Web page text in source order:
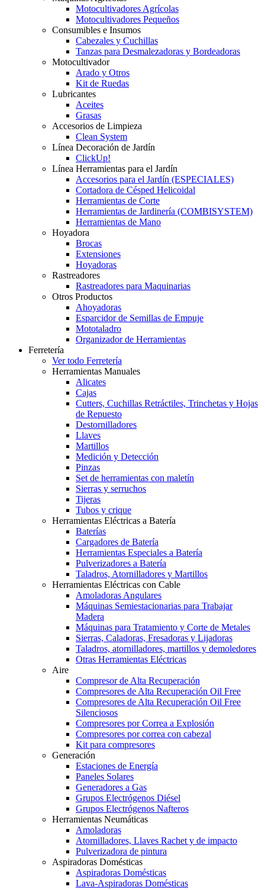
Motocultivadores Agrícolas
Motocultivadores Pequeños
Consumibles e Insumos
Cabezales y Cuchillas
Tanzas para Desmalezadoras y Bordeadoras
Motocultivador
Arado y Otros
Kit de Ruedas
Lubricantes
Aceites
Grasas
Accesorios de Limpieza
Clean System
Línea Decoración de Jardín
ClickUp!
Línea Herramientas para el Jardín
Accesorios para el Jardín (ESPECIALES)
Cortadora de Césped Helicoidal
Herramientas de Corte
Herramientas de Jardinería (COMBISYSTEM)
Herramientas de Mano
Hoyadora
Brocas
Extensiones
Hoyadoras
Rastreadores
Rastreadores para Maquinarias
Otros Productos
Ahoyadoras
Esparcidor de Semillas de Empuje
Mototaladro
Organizador de Herramientas
Ferretería
Ver todo Ferretería
Herramientas Manuales
Alicates
Cajas
Cutters, Cuchillas Retráctiles, Trinchetas y Hojas
de Repuesto
Destornilladores
Llaves
Martillos
Medición y Detección
Pinzas
Set de herramientas con maletín
Sierras y serruchos
Tijeras
Tubos y crique
Herramientas Eléctricas a Batería
Baterías
Cargadores de Batería
Herramientas Especiales a Batería
Pulverizadores a Batería
Taladros, Atornilladores y Martillos
Herramientas Eléctricas con Cable
Amoladoras Angulares
Máquinas Semiestacionarias para Trabajar
Madera
Máquinas para Tratamiento y Corte de Metales
Sierras, Caladoras, Fresadoras y Lijadoras
Taladros, atornilladores, martillos y demoledores
Otras Herramientas Eléctricas
Aire
Compresor de Alta Recuperación
Compresores de Alta Recuperación Oil Free
Compresores de Alta Recuperación Oil Free
Silenciosos
Compresores por Correa a Explosión
Compresores por correa con cabezal
Kit para compresores
Generación
Estaciones de Energía
Paneles Solares
Generadores a Gas
Grupos Electrógenos Diésel
Grupos Electrógenos Nafteros
Herramientas Neumáticas
Amoladoras
Atornilladores, Llaves Rachet y de impacto
Pulverizadora de pintura
Aspiradoras Domésticas
Aspiradoras Domésticas
Lava-Aspiradoras Domésticas